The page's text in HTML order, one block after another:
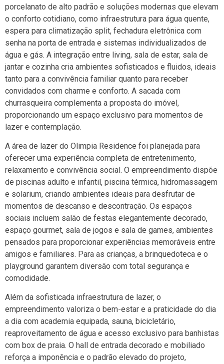
porcelanato de alto padrão e soluções modernas que elevam
o conforto cotidiano, como infraestrutura para água quente,
espera para climatização split, fechadura eletrônica com
senha na porta de entrada e sistemas individualizados de
água e gás. A integração entre living, sala de estar, sala de
jantar e cozinha cria ambientes sofisticados e fluidos, ideais
tanto para a convivência familiar quanto para receber
convidados com charme e conforto. A sacada com
churrasqueira complementa a proposta do imóvel,
proporcionando um espaço exclusivo para momentos de
lazer e contemplação.
A área de lazer do Olimpia Residence foi planejada para
oferecer uma experiência completa de entretenimento,
relaxamento e convivência social. O empreendimento dispõe
de piscinas adulto e infantil, piscina térmica, hidromassagem
e solarium, criando ambientes ideais para desfrutar de
momentos de descanso e descontração. Os espaços
sociais incluem salão de festas elegantemente decorado,
espaço gourmet, sala de jogos e sala de games, ambientes
pensados para proporcionar experiências memoráveis entre
amigos e familiares. Para as crianças, a brinquedoteca e o
playground garantem diversão com total segurança e
comodidade.
Além da sofisticada infraestrutura de lazer, o
empreendimento valoriza o bem-estar e a praticidade do dia
a dia com academia equipada, sauna, bicicletário,
reaproveitamento de água e acesso exclusivo para banhistas
com box de praia. O hall de entrada decorado e mobiliado
reforça a imponência e o padrão elevado do projeto,